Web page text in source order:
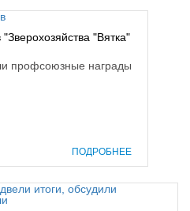
"Вятка"
профсоюзные награды
ПОДРОБНЕЕ